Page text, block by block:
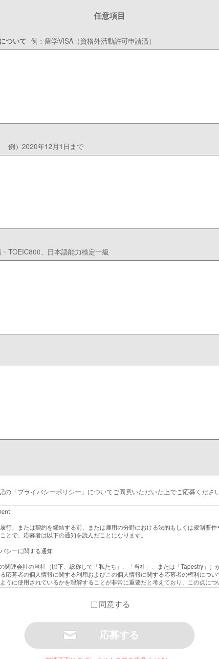
任意項目
ついて 例：留学VISA（資格外活動許可申請済）
例）2020年12月1日まで
TOEIC800、日本語能力検定一級
の「プライバシーポリシー」についてご同意いただいた上でご応募くださ
行、または契約を締結する前、または雇用の分野における法的もしくは規制要
とで、応募者は以下の通知を読んだことになります。
シーに関する通知
関連会社の当社（以下、総称して「私たち」、「当社」、または「Tapestry」）
応募者の個人情報に関する利用およびこの個人情報に関する応募者の権利につ
うに使用されているかを理解することが非常に重要だと考えており、この点に
る応募者向けに、 EU一般データ保護規則（European Union General Data
が、応募者の居住国では応募者が有する権利（セクション4に記載）が異なる場
て適用されるデータ保護法を遵守します。なお、日本に所在する応募者につい
用されます。セクション5の規定とそれ以外のセクションの規定との間に矛盾・
ます。この通知は応募者の個人情報の取り扱いについてのみ説明するものである
同意する